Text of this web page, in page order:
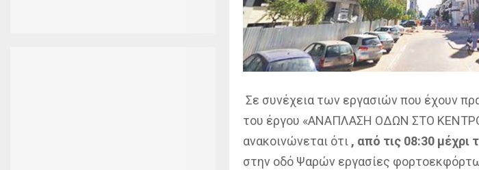
Σε συνέχεια των εργασιών που έχουν
του έργου «ΑΝΑΠΛΑΣΗ ΟΔΩΝ ΣΤΟ
ανακοινώνεται ότι , από τις 08:30 μέχρι
στην οδό Ψαρών εργασίες